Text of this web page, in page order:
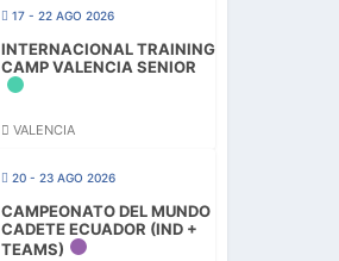
17 - 22 AGO 2026
INTERNACIONAL TRAINING
CAMP VALENCIA SENIOR
VALENCIA
20 - 23 AGO 2026
CAMPEONATO DEL MUNDO
CADETE ECUADOR (IND +
TEAMS)